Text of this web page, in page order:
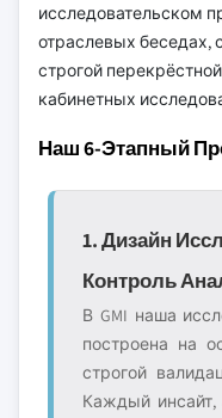
исследовательском
отраслевых беседах,
строгой
кабинетных
Наш 6-Этапный
1. Дизайн
Контроль
В GMI наша
построена на
строгой
Каждый инсайт,